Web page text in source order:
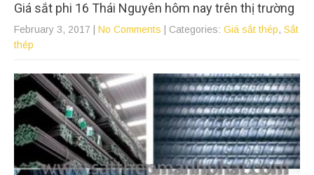
Giá sắt phi 16 Thái Nguyên hôm nay trên thị trường
February 3, 2017 No Comments | Categories: Giá sắt thép, Sắt
thép